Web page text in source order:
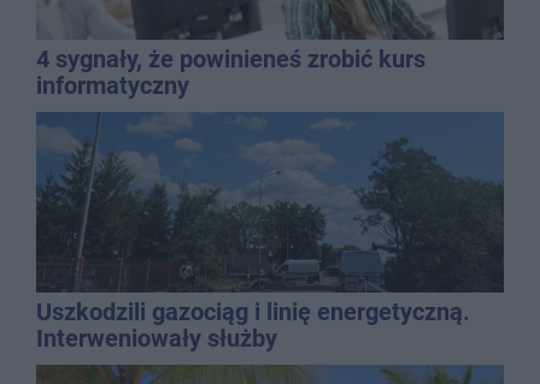
4 sygnały, że powinieneś zrobić kurs
informatyczny
Uszkodzili gazociąg i linię energetyczną.
Interweniowały służby